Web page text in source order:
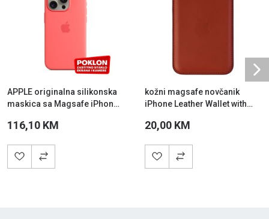
APPLE originalna silikonska
maskica sa Magsafe iPhone
116,10 KM
kožni magsafe novčanik
iPhone Leather Wallet with
20,00 KM